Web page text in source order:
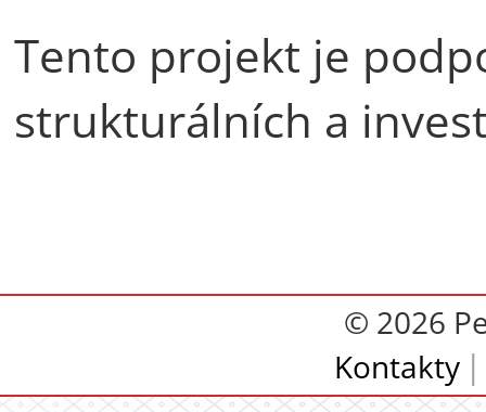
Tento projekt je
strukturálních a
© 2026
Kontakty